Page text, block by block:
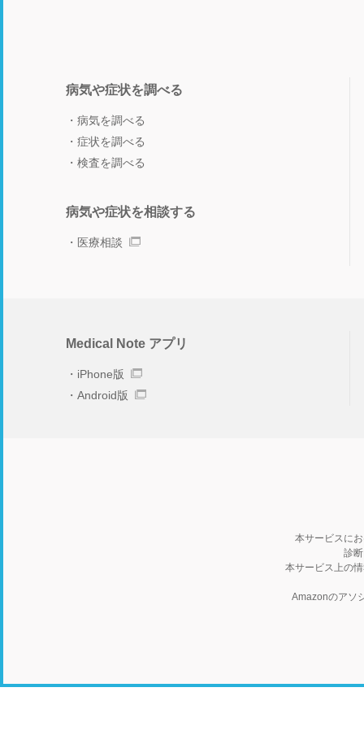
病気や症状を調べる
病気を調べる
症状を調べる
検査を調べる
病気や症状を相談する
医療相談
Medical Note アプリ
iPhone版
Android版
本サービスに
診
本サービス上の
Amazonのアソ